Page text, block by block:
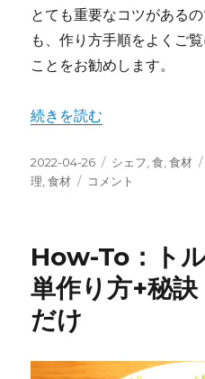
とても重要なコツがある
も、作り方手順をよくご
ことをお勧めします。
“How-To：簡単マヨネー
続きを読む
投
稿
2022-04-26
カ
テ
シェフ ,食 ,食材
理 ,食材
How-
マ
ヨ
ネ
コメント
How-To：ト
単作り方+秘
だけ